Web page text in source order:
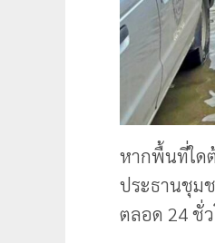
หากพื้นที่ใด
ประธานชุม
ตลอด 24 ชั่